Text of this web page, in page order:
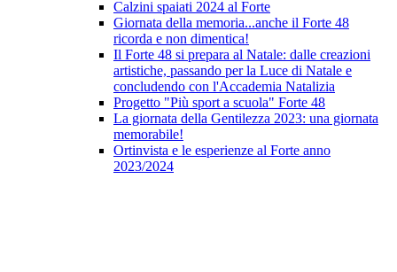
Calzini spaiati 2024 al Forte
Giornata della memoria...anche il Forte 48
ricorda e non dimentica!
Il Forte 48 si prepara al Natale: dalle creazioni
artistiche, passando per la Luce di Natale e
concludendo con l'Accademia Natalizia
Progetto "Più sport a scuola" Forte 48
La giornata della Gentilezza 2023: una giornata
memorabile!
Ortinvista e le esperienze al Forte anno
2023/2024